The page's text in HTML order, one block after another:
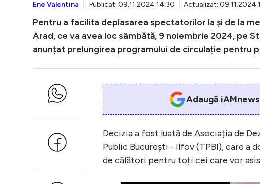
Ene Valentina | Publicat: 09.11.2024 14:30 | Actualizat: 09.11.2024
Pentru a facilita deplasarea spectatorilor la și de la
Arad, ce va avea loc sâmbătă, 9 noiembrie 2024, pe
anunțat prelungirea programului de circulație pentru
Adaugă
Decizia a fost luată de Asociația de
Public București - Ilfov (TPBI), care a
de călători pentru toți cei care vor